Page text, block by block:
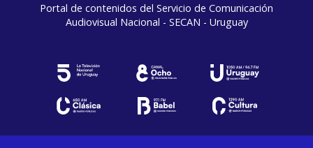
Portal de contenidos del Servicio de Comunicación
Audiovisual Nacional - SECAN - Uruguay